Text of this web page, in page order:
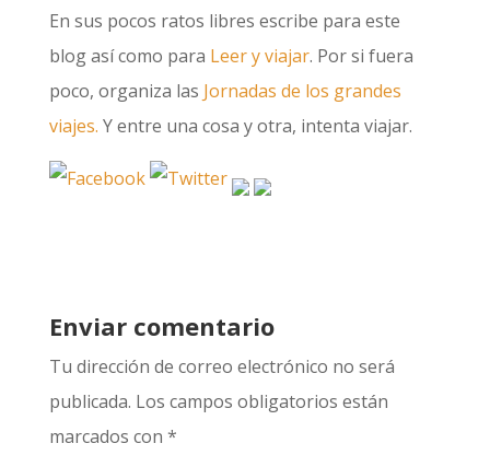
En sus pocos ratos libres escribe para este
blog así como para Leer y viajar. Por si fuera
poco, organiza las Jornadas de los grandes
viajes. Y entre una cosa y otra, intenta viajar.
Enviar comentario
Tu dirección de correo electrónico no será
publicada. Los campos obligatorios están
marcados con *